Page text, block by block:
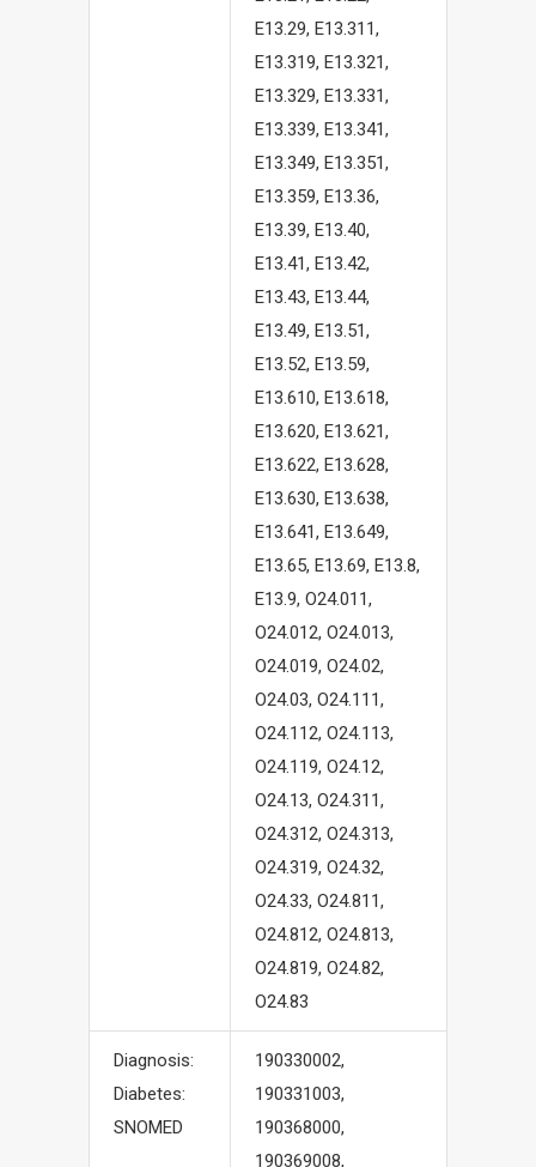
E13.29, E13.311,
E13.319, E13.321,
E13.329, E13.331,
E13.339, E13.341,
E13.349, E13.351,
E13.359, E13.36,
E13.39, E13.40,
E13.41, E13.42,
E13.43, E13.44,
E13.49, E13.51,
E13.52, E13.59,
E13.610, E13.618,
E13.620, E13.621,
E13.622, E13.628,
E13.630, E13.638,
E13.641, E13.649,
E13.65, E13.69, E13.8,
E13.9, O24.011,
O24.012, O24.013,
O24.019, O24.02,
O24.03, O24.111,
O24.112, O24.113,
O24.119, O24.12,
O24.13, O24.311,
O24.312, O24.313,
O24.319, O24.32,
O24.33, O24.811,
O24.812, O24.813,
O24.819, O24.82,
O24.83
Diagnosis:
Diabetes:
SNOMED
190330002,
190331003,
190368000,
190369008,